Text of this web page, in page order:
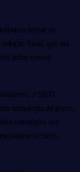
deixar de
fiscal, que vai
pelos nossos
a SIEG
tecnologia de ponta,
estratégica aos
no SIEG